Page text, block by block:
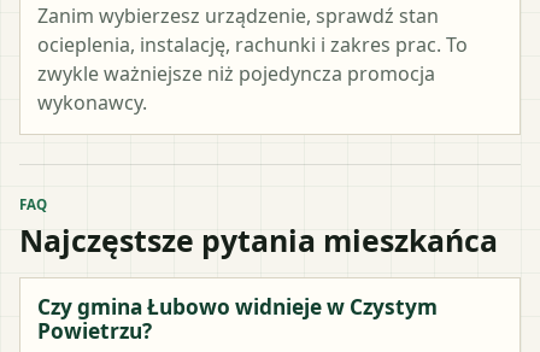
Zanim wybierzesz urządzenie, sprawdź stan
ocieplenia, instalację, rachunki i zakres prac. To
zwykle ważniejsze niż pojedyncza promocja
wykonawcy.
FAQ
Najczęstsze pytania mieszkańca
Czy gmina Łubowo widnieje w Czystym
Powietrzu?